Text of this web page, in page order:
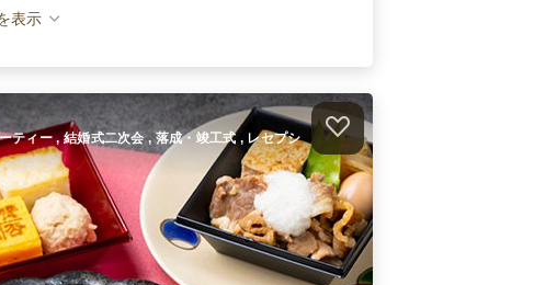
5件）
表示
ティー , 結婚式二次会 , 落成・竣工式 , レセプシ